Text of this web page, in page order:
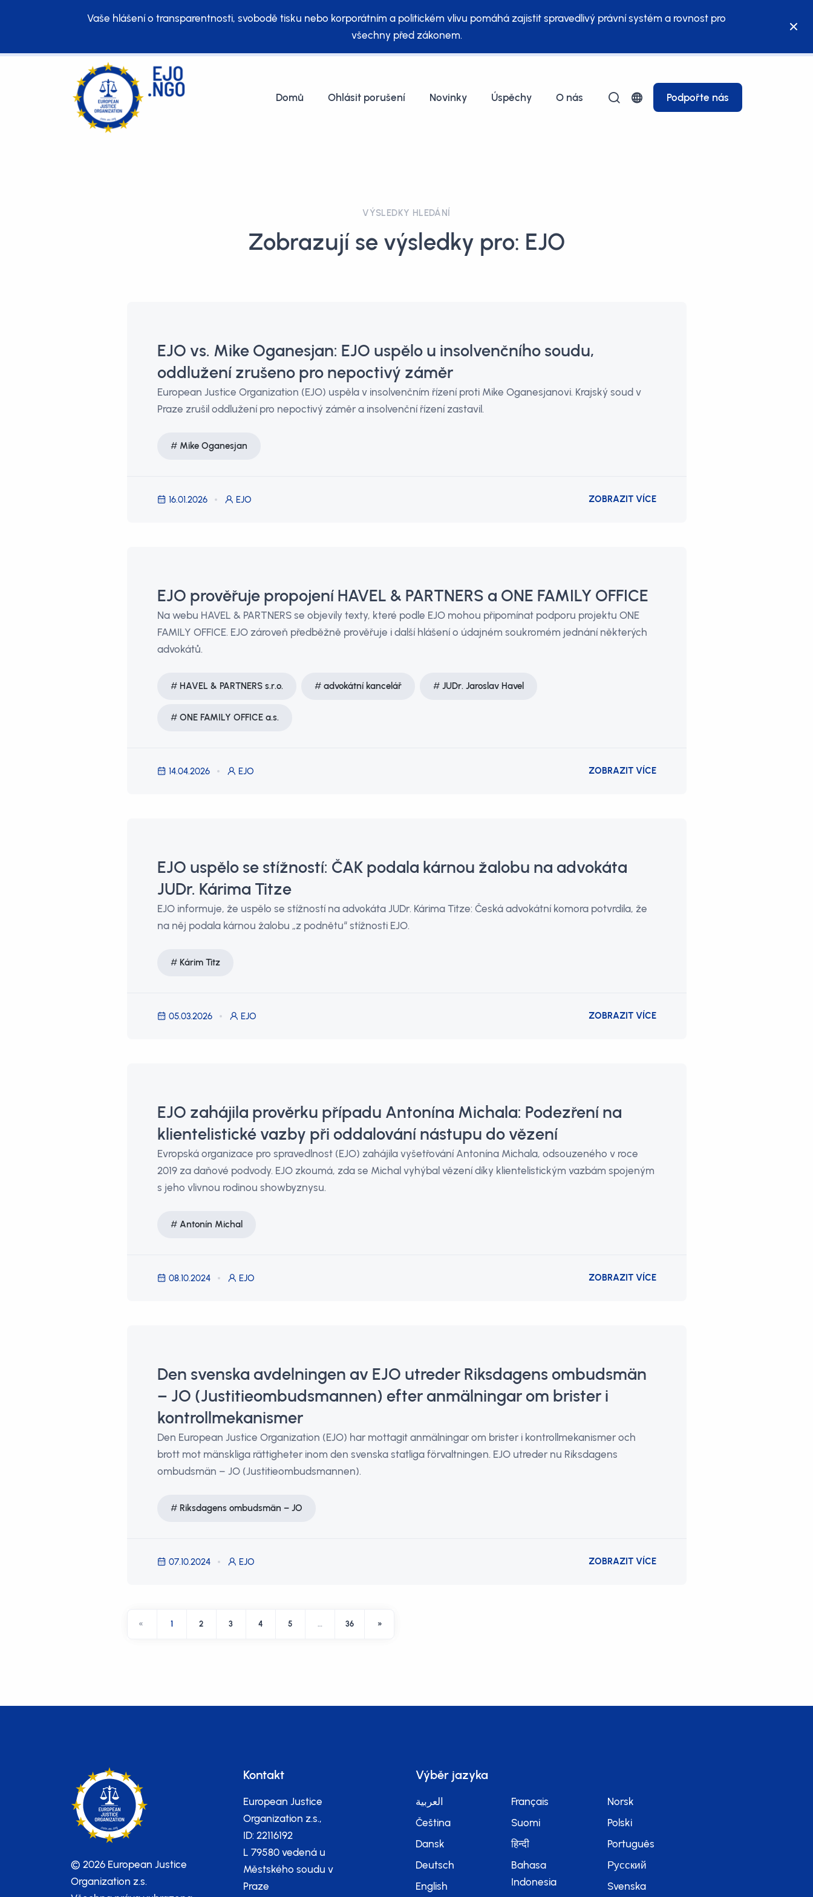
Vaše hlášení o transparentnosti, svobodě tisku nebo korporátním a politickém vlivu pomáhá zajistit spravedlivý právní systém a rovnost pro
všechny před zákonem.
Domů Ohlásit porušení Novinky Úspěchy O nás Podpořte nás
VÝSLEDKY HLEDÁNÍ
Zobrazují se výsledky pro: EJO
EJO vs. Mike Oganesjan: EJO uspělo u insolvenčního soudu,
oddlužení zrušeno pro nepoctivý záměr
European Justice Organization (EJO) uspěla v insolvenčním řízení proti Mike Oganesjanovi. Krajský soud v
Praze zrušil oddlužení pro nepoctivý záměr a insolvenční řízení zastavil.
Mike Oganesjan
16.01.2026 EJO ZOBRAZIT VÍCE
EJO prověřuje propojení HAVEL & PARTNERS a ONE FAMILY OFFICE
Na webu HAVEL & PARTNERS se objevily texty, které podle EJO mohou připomínat podporu projektu ONE
FAMILY OFFICE. EJO zároveň předběžně prověřuje i další hlášení o údajném soukromém jednání některých
advokátů.
HAVEL & PARTNERS s.r.o. advokátní kancelář JUDr. Jaroslav Havel
ONE FAMILY OFFICE a.s.
14.04.2026 EJO ZOBRAZIT VÍCE
EJO uspělo se stížností: ČAK podala kárnou žalobu na advokáta
JUDr. Kárima Titze
EJO informuje, že uspělo se stížností na advokáta JUDr. Kárima Titze: Česká advokátní komora potvrdila, že
na něj podala kárnou žalobu „z podnětu“ stížnosti EJO.
Kárim Titz
05.03.2026 EJO ZOBRAZIT VÍCE
EJO zahájila prověrku případu Antonína Michala: Podezření na
klientelistické vazby při oddalování nástupu do vězení
Evropská organizace pro spravedlnost (EJO) zahájila vyšetřování Antonína Michala, odsouzeného v roce
2019 za daňové podvody. EJO zkoumá, zda se Michal vyhýbal vězení díky klientelistickým vazbám spojeným
s jeho vlivnou rodinou showbyznysu.
Antonín Michal
08.10.2024 EJO ZOBRAZIT VÍCE
Den svenska avdelningen av EJO utreder Riksdagens ombudsmän
– JO (Justitieombudsmannen) efter anmälningar om brister i
kontrollmekanismer
Den European Justice Organization (EJO) har mottagit anmälningar om brister i kontrollmekanismer och
brott mot mänskliga rättigheter inom den svenska statliga förvaltningen. EJO utreder nu Riksdagens
ombudsmän – JO (Justitieombudsmannen).
Riksdagens ombudsmän – JO
07.10.2024 EJO ZOBRAZIT VÍCE
« 1 2 3 4 5 … 36 »
© 2026 European Justice
Organization z.s.
Kontakt
European Justice
Organization z.s.,
ID: 22116192
L 79580 vedená u
Městského soudu v
Praze
Výběr jazyka
العربية
Čeština
Dansk
Deutsch
English
Français
Suomi
हिन्दी
Bahasa
Indonesia
Norsk
Polski
Português
Русский
Svenska